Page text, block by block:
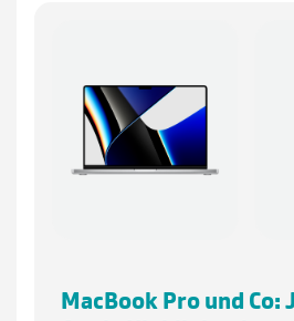
MacBook Pro und Co: